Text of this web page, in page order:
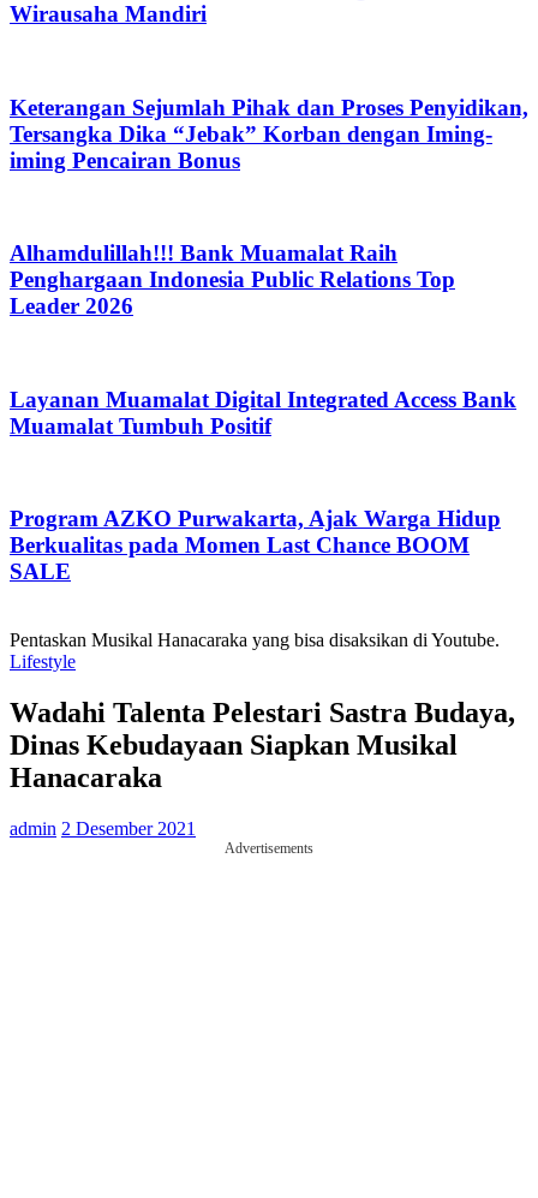
Wirausaha Mandiri
Keterangan Sejumlah Pihak dan Proses Penyidikan,
Tersangka Dika “Jebak” Korban dengan Iming-
iming Pencairan Bonus
Alhamdulillah!!! Bank Muamalat Raih
Penghargaan Indonesia Public Relations Top
Leader 2026
Layanan Muamalat Digital Integrated Access Bank
Muamalat Tumbuh Positif
Program AZKO Purwakarta, Ajak Warga Hidup
Berkualitas pada Momen Last Chance BOOM
SALE
Pentaskan Musikal Hanacaraka yang bisa disaksikan di Youtube.
Lifestyle
Wadahi Talenta Pelestari Sastra Budaya,
Dinas Kebudayaan Siapkan Musikal
Hanacaraka
admin 2 Desember 2021
Advertisements